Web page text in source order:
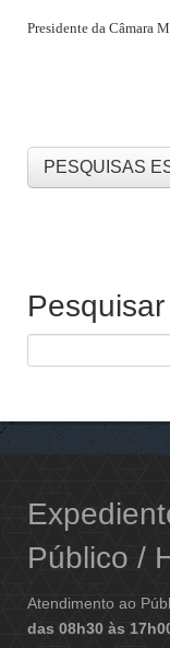
Presidente da Câmara
PESQUISAS
Público /
Atendimento ao
das 08h30 às